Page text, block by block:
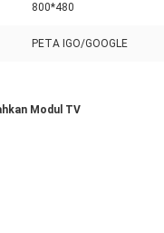
800*480
PETA IGO/GOOGLE
Modul TV